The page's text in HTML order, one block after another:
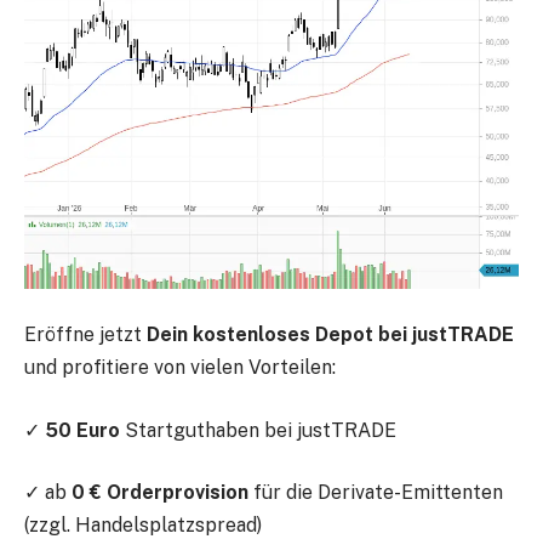
Eröffne jetzt Dein kostenloses Depot bei justTRADE
und profitiere von vielen Vorteilen:
✓ 50 Euro Startguthaben bei justTRADE
✓ ab 0 € Orderprovision für die Derivate-Emittenten
(zzgl. Handelsplatzspread)